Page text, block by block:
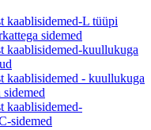
kaablisidemed-L tüüpi
sidemed
kaablisidemed-kuullukuga
kaablisidemed - kuullukuga
kaablisidemed-
sidemed